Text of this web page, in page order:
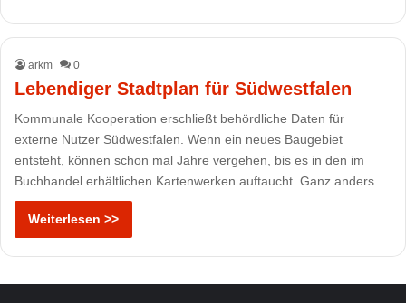
arkm 0
Lebendiger Stadtplan für Südwestfalen
Kommunale Kooperation erschließt behördliche Daten für
externe Nutzer Südwestfalen. Wenn ein neues Baugebiet
entsteht, können schon mal Jahre vergehen, bis es in den im
Buchhandel erhältlichen Kartenwerken auftaucht. Ganz anders…
Weiterlesen >>